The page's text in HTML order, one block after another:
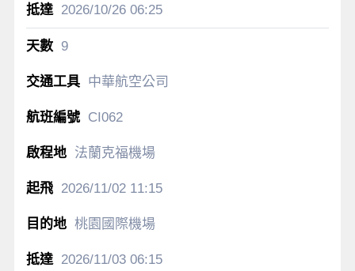
2026/10/2606:25
9
中華航空公司
CI062
法蘭克福機場
2026/11/0211:15
桃園國際機場
2026/11/0306:15